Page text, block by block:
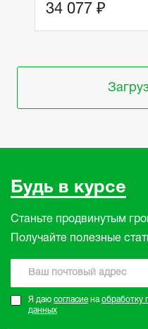
34 077 ₽
Будь в курсе
Станьте продвинутым
Получайте полезные
Я даю согласие на обработку
данных